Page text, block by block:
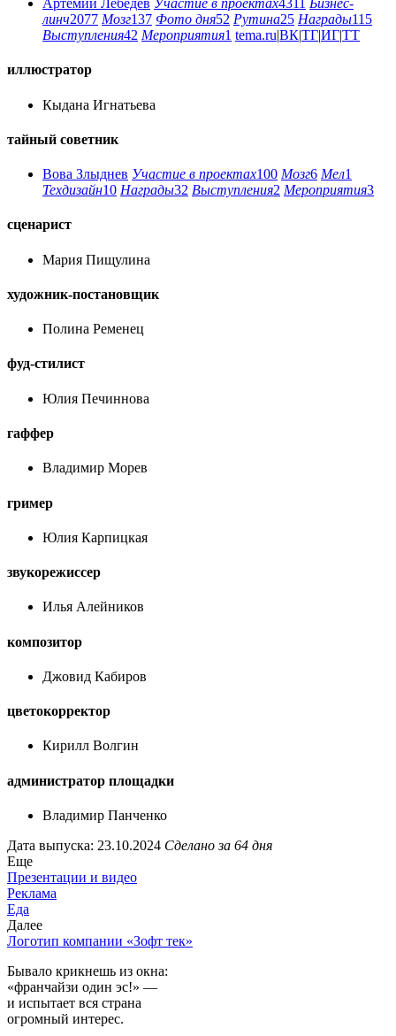
Артемий Лебедев Участие в проектах4311 Бизнес-
линч2077 Мозг137 Фото дня52 Рутина25 Награды115
Выступления42 Мероприятия1 tema.ru|ВК|ТГ|ИГ|ТТ
иллюстратор
Кыдана Игнатьева
тайный советник
Вова Злыднев Участие в проектах100 Мозг6 Мел1
Техдизайн10 Награды32 Выступления2 Мероприятия3
сценарист
Мария Пищулина
художник-постановщик
Полина Ременец
фуд-стилист
Юлия Печиннова
гаффер
Владимир Морев
гример
Юлия Карпицкая
звукорежиссер
Илья Алейников
композитор
Джовид Кабиров
цветокорректор
Кирилл Волгин
администратор площадки
Владимир Панченко
Дата выпуска: 23.10.2024 Сделано за 64 дня
Еще
Презентации и видео
Реклама
Еда
Далее
Логотип компании «Зофт тек»
Бывало крикнешь из окна:
«франчайзи один эс!» —
и испытает вся страна
огромный интерес.